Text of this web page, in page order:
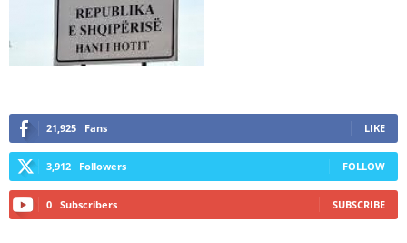
21,925 Fans LIKE
3,912 Followers FOLLOW
0 Subscribers SUBSCRIBE